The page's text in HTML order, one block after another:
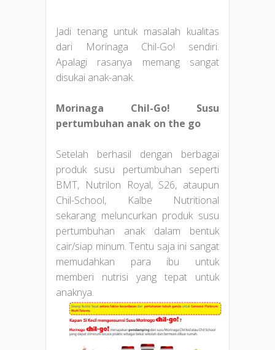
Jadi tenang untuk masalah kualitas
dari Morinaga Chil-Go! sendiri.
Apalagi rasanya memang sangat
disukai anak-anak.
Morinaga Chil-Go! Susu
pertumbuhan anak on the go
Setelah berhasil dengan berbagai
produk susu pertumbuhan seperti
BMT, Nutrilon Royal, S26, ataupun
Chil-School, Kalbe Nutritional
sekarang meluncurkan produk susu
pertumbuhan anak dalam bentuk
cair/siap minum. Tentu saja ini sangat
memudahkan para ibu untuk
memberi nutrisi yang tepat untuk
anaknya.